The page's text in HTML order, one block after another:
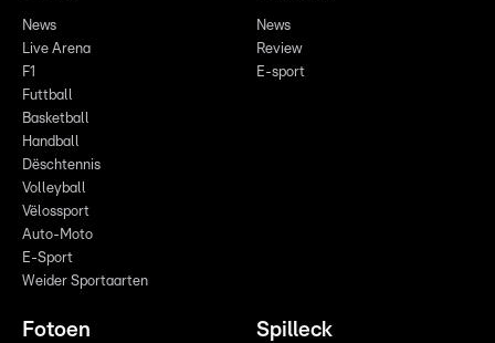
News
Live Arena
F1
Futtball
Basketball
Handball
Dëschtennis
Volleyball
Vëlossport
Auto-Moto
E-Sport
Weider Sportaarten
News
Review
E-sport
Fotoen Spilleck